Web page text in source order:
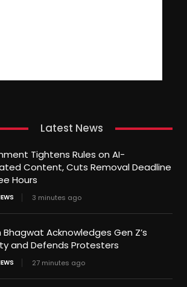
Latest News
Tightens Rules on AI-
Content, Cuts Removal Deadline
Hours
3 minutes ago
Bhagwat Acknowledges Gen Z’s
and Defends Protesters
27 minutes ago